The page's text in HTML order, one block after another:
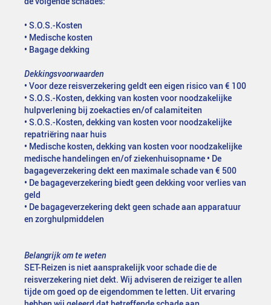
• S.O.S.-Kosten
• Medische kosten
• Bagage dekking
Dekkingsvoorwaarden
• Voor deze reisverzekering geldt een eigen risico van € 100
• S.O.S.-Kosten, dekking van kosten voor noodzakelijke
hulpverlening bij zoekacties en/of calamiteiten
• S.O.S.-Kosten, dekking van kosten voor noodzakelijke
repatriëring naar huis
• Medische kosten, dekking van kosten voor noodzakelijke
medische handelingen en/of ziekenhuisopname • De
bagageverzekering dekt een maximale schade van € 500
• De bagageverzekering biedt geen dekking voor verlies van
geld
• De bagageverzekering dekt geen schade aan apparatuur
en zorghulpmiddelen
Belangrijk om te weten
SET-Reizen is niet aansprakelijk voor schade die de
reisverzekering niet dekt. Wij adviseren de reiziger te allen
tijde om goed op de eigendommen te letten. Uit ervaring